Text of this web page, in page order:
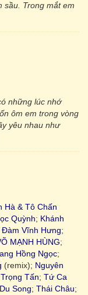
sầu. Trong mắt em
những lúc nhớ
ôm em trong vòng
yêu nhau như
Hà & Tô Chấn
Quỳnh; Khánh
Đàm Vĩnh Hưng;
MẠNH HÙNG;
Hồng Ngọc;
(remix); Nguyên
Trọng Tấn; Tứ Ca
Du Song; Thái Châu;